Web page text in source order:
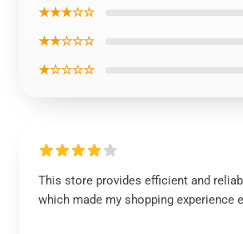
★★★☆☆
★★☆☆☆
★☆☆☆☆
This store provides efficient and
which made my shopping experience